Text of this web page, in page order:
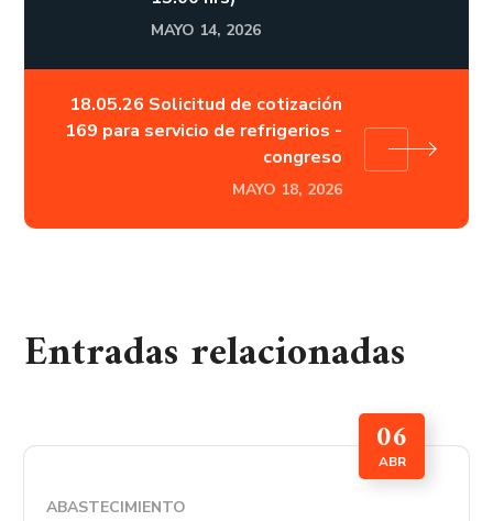
MAYO 14, 2026
18.05.26 Solicitud de cotización
169 para servicio de refrigerios -
congreso
MAYO 18, 2026
Entradas relacionadas
06
ABR
ABASTECIMIENTO